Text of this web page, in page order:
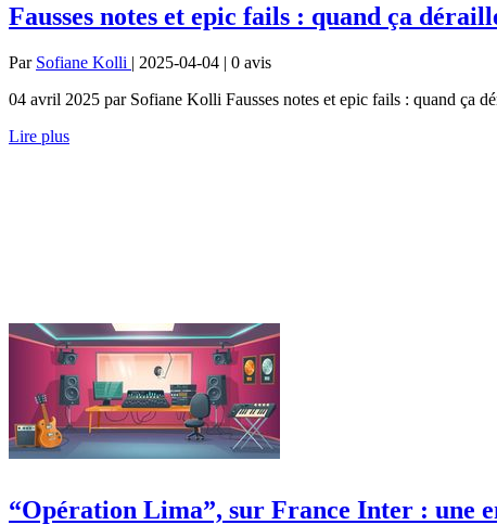
Fausses notes et epic fails : quand ça
Par Sofiane Kolli | 2025-04-04 | 0 avis
04 avril 2025 par Sofiane Kolli Fausses notes et epic fails : quand ça
Lire plus
“Opération Lima”, sur France Inter : une